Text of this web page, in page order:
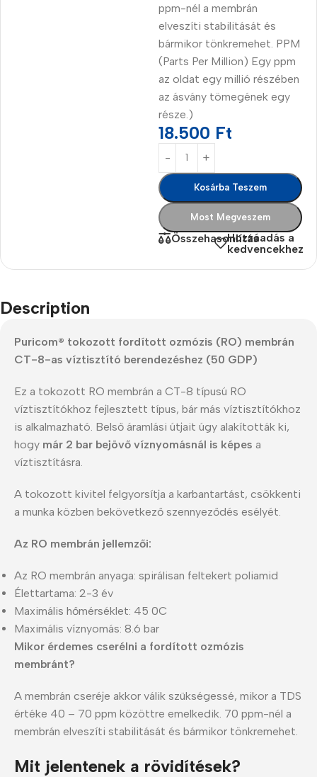
ppm-nél a membrán
elveszíti stabilitását és
bármikor tönkremehet. PPM
(Parts Per Million) Egy ppm
az oldat egy millió részében
az ásvány tömegének egy
része.)
18.500 Ft
Kosárba Teszem
Most Megveszem
ÖsszehasonlításHozzáadás a
kedvencekhez
Description
Puricom® tokozott fordított ozmózis (RO) membrán
CT-8-as víztisztító berendezéshez (50 GDP)
Ez a tokozott RO membrán a CT-8 típusú RO
víztisztítókhoz fejlesztett típus, bár más víztisztítókhoz
is alkalmazható. Belső áramlási útjait úgy alakították ki,
hogy már 2 bar bejövő víznyomásnál is képes a
víztisztításra.
A tokozott kivitel felgyorsítja a karbantartást, csökkenti
a munka közben bekövetkező szennyeződés esélyét.
Az RO membrán jellemzői:
Az RO membrán anyaga: spirálisan feltekert poliamid
Élettartama: 2-3 év
Maximális hőmérséklet: 45 0C
Maximális víznyomás: 8.6 bar
Mikor érdemes cserélni a fordított ozmózis
membránt?
A membrán cseréje akkor válik szükségessé, mikor a TDS
értéke 40 – 70 ppm közöttre emelkedik. 70 ppm-nél a
membrán elveszíti stabilitását és bármikor tönkremehet.
Mit jelentenek a rövidítések?